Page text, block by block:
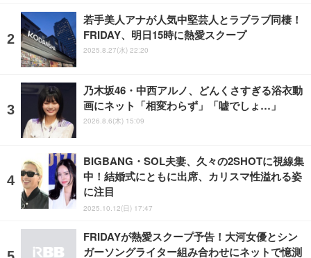
若手美人アナが人気中堅芸人とラブラブ同棲！
FRIDAY、明日15時に熱愛スクープ
2025.8.27(水) 22:20
乃木坂46・中西アルノ、どんくさすぎる浴衣動
画にネット「相変わらず」「嘘でしょ…」
2026.8.6(木) 15:09
BIGBANG・SOL夫妻、久々の2SHOTに視線集
中！結婚式にともに出席、カリスマ性溢れる姿
に注目
2025.10.12(日) 17:47
FRIDAYが熱愛スクープ予告！大河女優とシン
ガーソングライター組み合わせにネットで憶測